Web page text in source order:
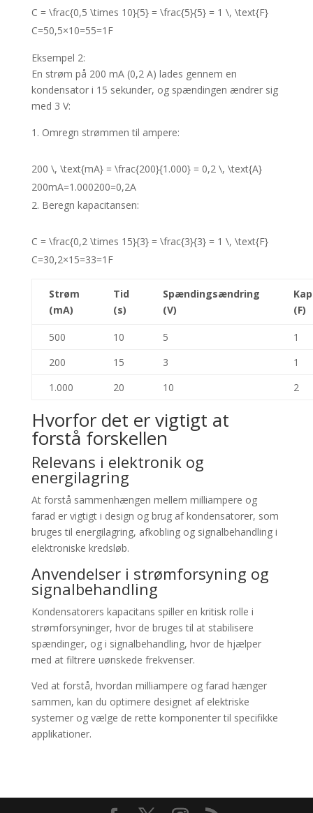
C = \frac{0,5 \times 10}{5} = \frac{5}{5} = 1 \, \text{F}
C=50,5×10=55=1 F
Eksempel 2:
En strøm på 200 mA (0,2 A) lades gennem en
kondensator i 15 sekunder, og spændingen ændrer sig
med 3 V:
Omregn strømmen til ampere:
200 \, \text{mA} = \frac{200}{1.000} = 0,2 \, \text{A}
200mA=1.000200=0,2A
Beregn kapacitansen:
C = \frac{0,2 \times 15}{3} = \frac{3}{3} = 1 \, \text{F}
C=30,2×15=33=1 F
Strøm
(mA)
Tid
(s)
Spændingsændring
(V)
(F)
500 10 5
1
200
15 3
1
1.000
20 10 2
Hvorfor det er vigtigt at
forstå forskellen
Relevans i elektronik og
energilagring
At forstå sammenhængen mellem milliampere og
farad er vigtigt i design og brug af kondensatorer, som
bruges til energilagring, afkobling og signalbehandling i
elektroniske kredsløb.
Anvendelser i strømforsyning og
signalbehandling
Kondensatorers kapacitans spiller en kritisk rolle i
strømforsyninger, hvor de bruges til at stabilisere
spændinger, og i signalbehandling, hvor de hjælper
med at filtrere uønskede frekvenser.
Ved at forstå, hvordan milliampere og farad hænger
sammen, kan du optimere designet af elektriske
systemer og vælge de rette komponenter til specifikke
applikationer.